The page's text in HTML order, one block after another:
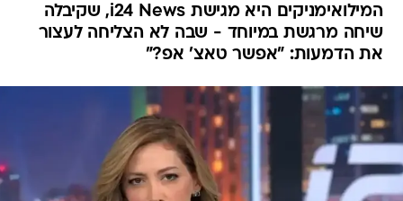
המילואימניקים היא מגישת i24 News, שקיבלה
שיחה מרגשת במיוחד - שבה לא הצליחה לעצור
את הדמעות: "אפשר טאצ' אפ?"